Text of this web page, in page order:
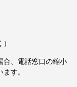
合、電話窓口の縮小
す。